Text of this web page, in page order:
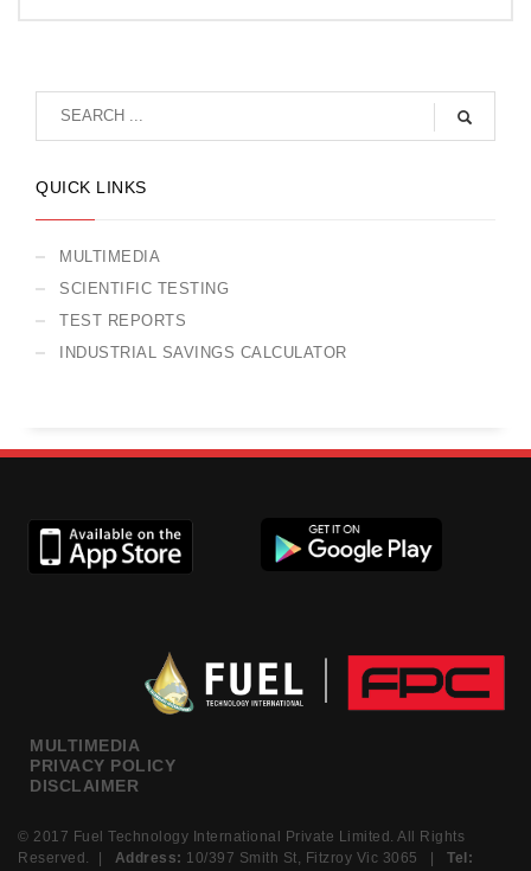
QUICK LINKS
MULTIMEDIA
SCIENTIFIC TESTING
TEST REPORTS
INDUSTRIAL SAVINGS CALCULATOR
MULTIMEDIA
PRIVACY POLICY
DISCLAIMER
© 2017 Fuel Technology International Private Limited. All Rights
Reserved. |
Address: 10/397 Smith St, Fitzroy Vic 3065 | Tel: